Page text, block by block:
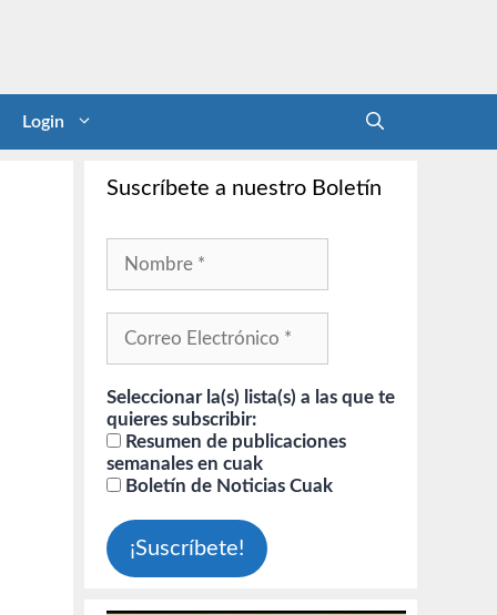
Login
Suscríbete a nuestro Boletín
Seleccionar la(s) lista(s) a las que te
quieres subscribir:
Resumen de publicaciones
semanales en cuak
Boletín de Noticias Cuak